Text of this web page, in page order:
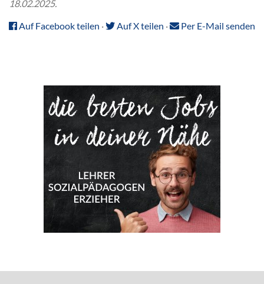
18.02.2025.
Auf Facebook teilen · Auf X teilen · Per E-Mail senden